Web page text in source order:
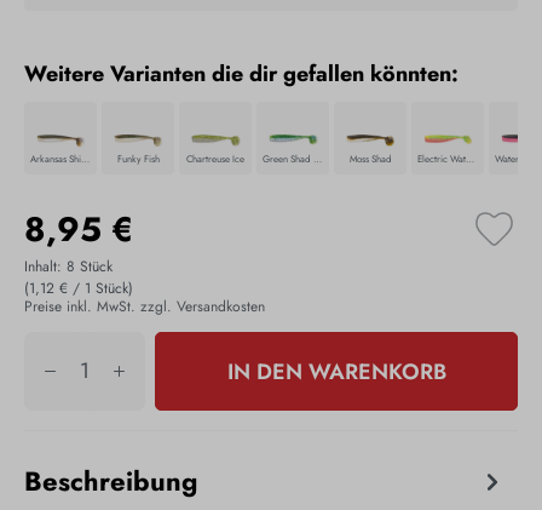
Weitere Varianten die dir gefallen könnten:
Arkansas Shiner Funky Fish Chartreuse Ice Green Shad Flash Moss Shad Electric Watermelon
8,95 €
Inhalt: 8 Stück
(1,12 € / 1 Stück)
Preise inkl. MwSt. zzgl. Versandkosten
IN DEN WARENKORB
Beschreibung